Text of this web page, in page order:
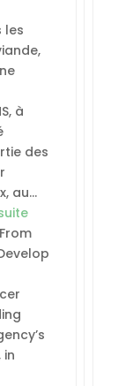
les
à
des
au…
in